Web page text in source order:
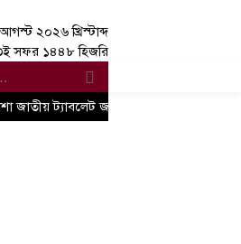
২০২৬ খ্রিস্টাব্দ
সফর ১৪৪৮ হিজরি
জাতীয় ট্যাবলেট জব্দ